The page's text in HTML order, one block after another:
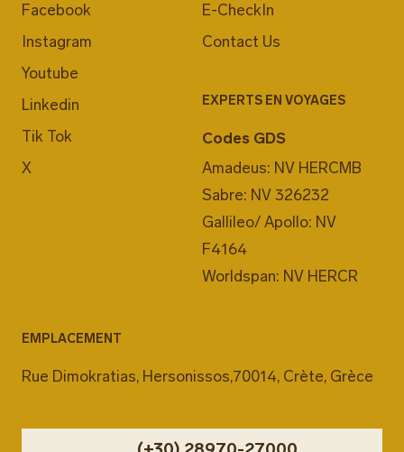
Facebook
Instagram
Youtube
Linkedin
Tik Tok
X
E-CheckIn
Contact Us
EXPERTS EN VOYAGES
Codes GDS
Amadeus: NV HERCMB
Sabre: NV 326232
Gallileo/ Apollo: NV
F4164
Worldspan: NV HERCR
EMPLACEMENT
Rue Dimokratias, Hersonissos,70014, Crète, Grèce